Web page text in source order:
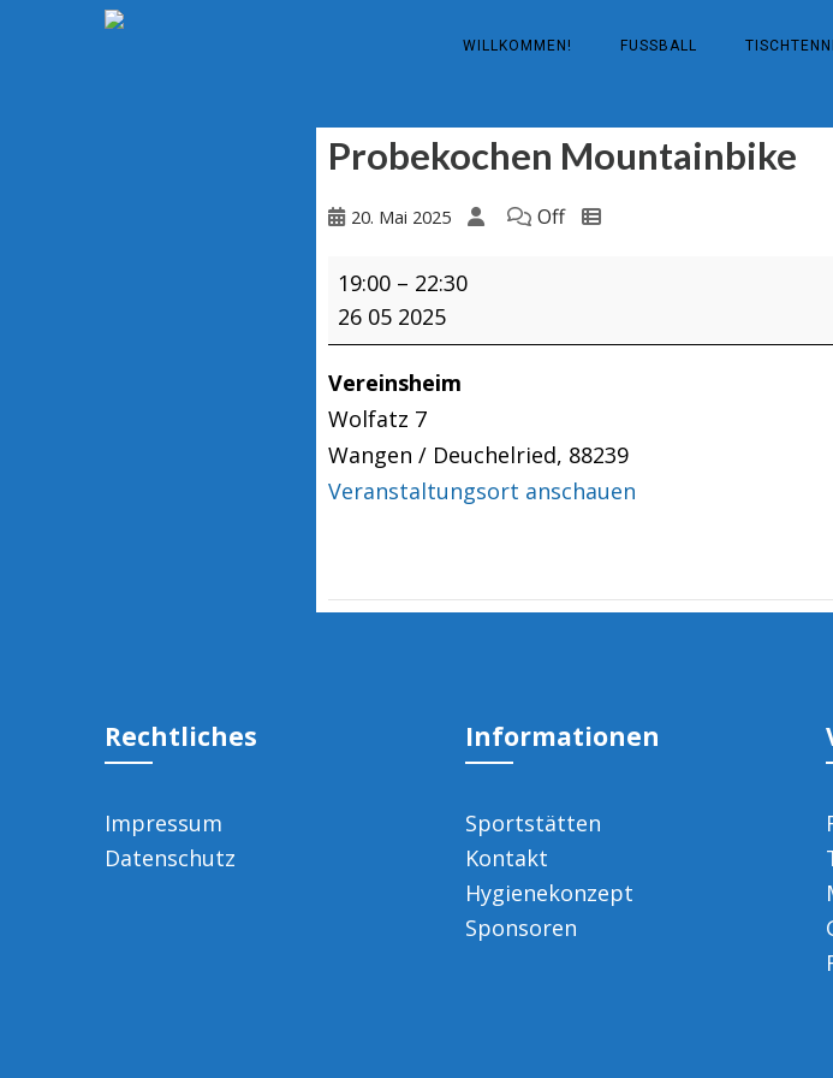
WILLKOMMEN! FUSSBALL
Probekochen Mountainbike
20. Mai 2025 Off
Probekochen
Mountainbike
19:00 – 22:30
26 05 2025
Vereinsheim
Wolfatz 7
Wangen / Deuchelried, 88239
Veranstaltungsort anschauen
Rechtliches
Impressum
Datenschutz
Informationen
Sportstätten
Kontakt
Hygienekonzept
Sponsoren